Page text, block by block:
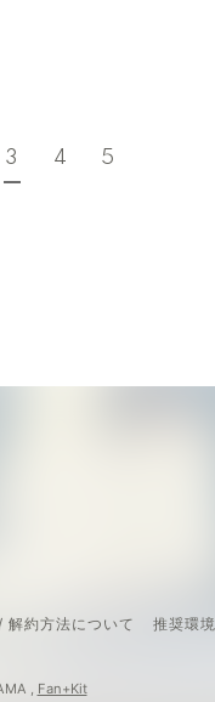
3 4 5
解約方法について 推奨環境
, Fan+Kit